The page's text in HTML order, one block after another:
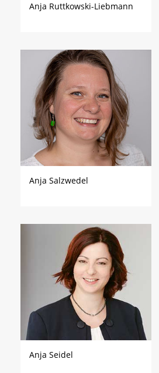
Anja Ruttkowski-Liebmann
Anja Salzwedel
Anja Seidel